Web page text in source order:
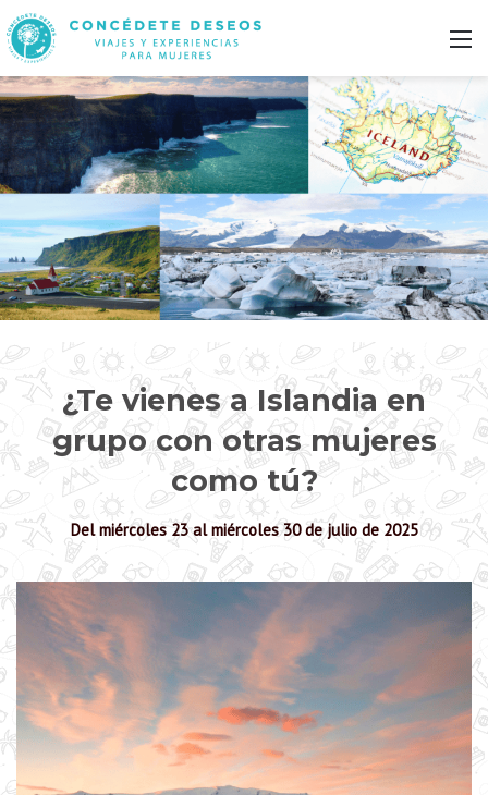
¿Te vienes a Islandia en
grupo con otras mujeres
como tú?
Del miércoles 23 al miércoles 30 de julio de 2025